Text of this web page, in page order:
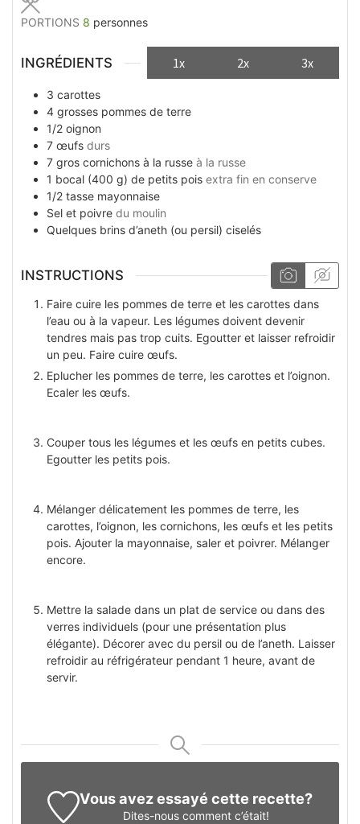
PORTIONS 8 personnes
INGRÉDIENTS 1x 2x 3x
3 carottes
4 grosses pommes de terre
1/2 oignon
7 œufs durs
7 gros cornichons à la russe à la russe
1 bocal (400 g) de petits pois extra fin en conserve
1/2 tasse mayonnaise
Sel et poivre du moulin
Quelques brins d’aneth (ou persil) ciselés
INSTRUCTIONS
Faire cuire les pommes de terre et les carottes dans
l’eau ou à la vapeur. Les légumes doivent devenir
tendres mais pas trop cuits. Egoutter et laisser refroidir
un peu. Faire cuire œufs.
Eplucher les pommes de terre, les carottes et l’oignon.
Ecaler les œufs.
Couper tous les légumes et les œufs en petits cubes.
Egoutter les petits pois.
Mélanger délicatement les pommes de terre, les
carottes, l’oignon, les cornichons, les œufs et les petits
pois. Ajouter la mayonnaise, saler et poivrer. Mélanger
encore.
Mettre la salade dans un plat de service ou dans des
verres individuels (pour une présentation plus
élégante). Décorer avec du persil ou de l’aneth. Laisser
refroidir au réfrigérateur pendant 1 heure, avant de
servir.
Vous avez essayé cette recette?
Dites-nous comment c’était!